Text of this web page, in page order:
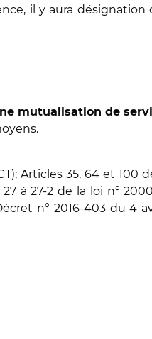
il y aura désignation
mutualisation de
Articles 35, 64 et 100
à 27-2 de la loi n°
n° 2016-403 du 4